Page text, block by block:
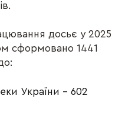
досьє у 2025
сформовано 1441
України – 602